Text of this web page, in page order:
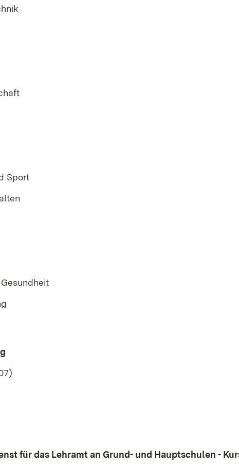
Sport
für das Lehramt an Grund- und Hauptschulen -